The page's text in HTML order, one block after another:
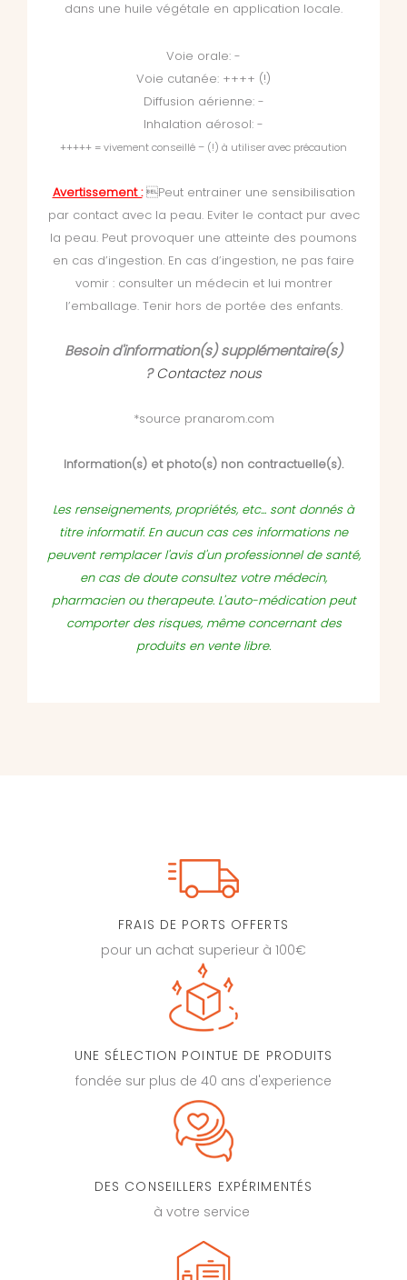
dans une huile végétale en application locale.
Voie orale: -
Voie cutanée: ++++ (!)
Diffusion aérienne: -
Inhalation aérosol: -
+++++ = vivement conseillé – (!) à utiliser avec précaution
Avertissement : Peut entrainer une sensibilisation
par contact avec la peau. Eviter le contact pur avec
la peau. Peut provoquer une atteinte des poumons
en cas d’ingestion. En cas d’ingestion, ne pas faire
vomir : consulter un médecin et lui montrer
l’emballage. Tenir hors de portée des enfants.
Besoin d'information(s) supplémentaire(s)
?Contactez nous
*source pranarom.com
Information(s) et photo(s) non contractuelle(s).
Les renseignements, propriétés, etc... sont donnés à
titre informatif. En aucun cas ces informations ne
peuvent remplacer l'avis d'un professionnel de santé,
en cas de doute consultez votre médecin,
pharmacien ou therapeute. L'auto-médication peut
comporter des risques, même concernant des
produits en vente libre.
FRAIS DE PORTS OFFERTS
pour un achat superieur à 100€
UNE SÉLECTION POINTUE DE PRODUITS
fondée sur plus de 40 ans d'experience
DES CONSEILLERS EXPÉRIMENTÉS
à votre service